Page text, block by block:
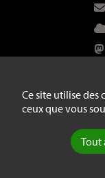
Ce site utilise des
ceux que vous
Tout